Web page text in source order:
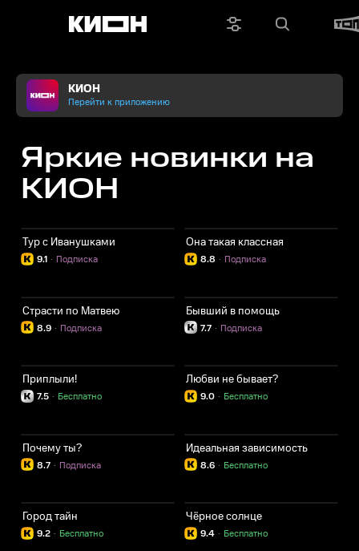
КИОН
Перейти к приложению
Яркие новинки на
КИОН
Тур с Иванушками
9.1 Подписка
·
Она такая классная
8.8 Подписка
·
Страсти по Матвею
8.9 Подписка
·
Бывший в помощь
7.7 Подписка
·
Приплыли!
7.5 Бесплатно
·
Любви не бывает?
9.0 Бесплатно
·
Почему ты?
8.7 Подписка
·
Идеальная зависимость
8.6 Бесплатно
·
Город тайн
9.2 Бесплатно
·
Чёрное солнце
9.4 Бесплатно
·